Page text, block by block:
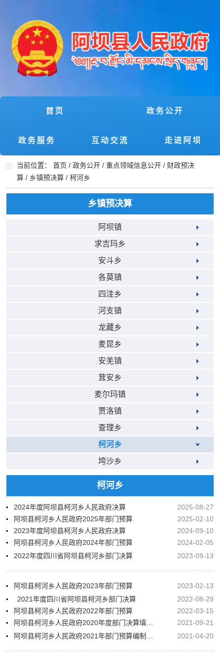
首页 政务公开
政务服务 互动交流 走进阿坝
当前位置：首页 /政务公开 /重点领域信息公开 / 财政预决
算 / 乡镇预决算 /柯河乡
乡镇预决算
阿坝镇
求吉玛乡
安斗乡
各莫镇
四洼乡
河支镇
龙藏乡
麦昆乡
安羌镇
茸安乡
麦尔玛镇
贾洛镇
查理乡
柯河乡
垮沙乡
柯河乡
2024年度阿坝县柯河乡人民政府决算
2025-08-27
阿坝县柯河乡人民政府2025年部门预算
2025-02-10
2023年度阿坝县柯河乡人民政府决算
2024-09-10
阿坝县柯河乡人民政府2024年部门预算
2024-02-05
2022年度四川省阿坝县柯河乡部门决算
2023-09-13
阿坝县柯河乡人民政府2023年部门预算
2023-02-13
2021年度四川省阿坝县柯河乡部门决算
2022-08-29
阿坝县柯河乡人民政府2022年部门预算
2022-03-15
2021-09-21
2021-04-20